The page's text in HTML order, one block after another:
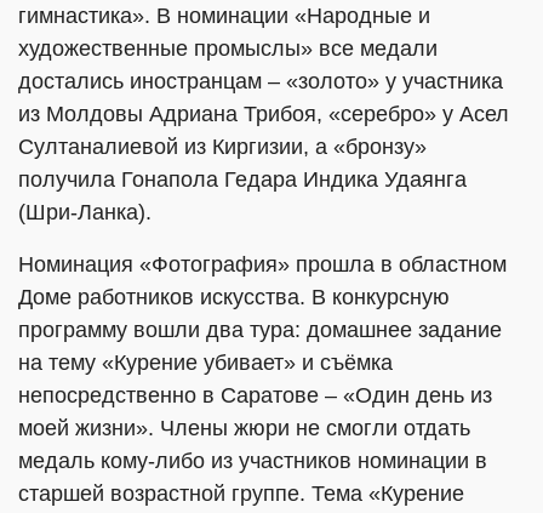
гимнастика». В номинации «Народные и
художественные промыслы» все медали
достались иностранцам – «золото» у участника
из Молдовы Адриана Трибоя, «серебро» у Асел
Султаналиевой из Киргизии, а «бронзу»
получила Гонапола Гедара Индика Удаянга
(Шри-Ланка).
Номинация «Фотография» прошла в областном
Доме работников искусства. В конкурсную
программу вошли два тура: домашнее задание
на тему «Курение убивает» и съёмка
непосредственно в Саратове – «Один день из
моей жизни». Члены жюри не смогли отдать
медаль кому-либо из участников номинации в
старшей возрастной группе. Тема «Курение